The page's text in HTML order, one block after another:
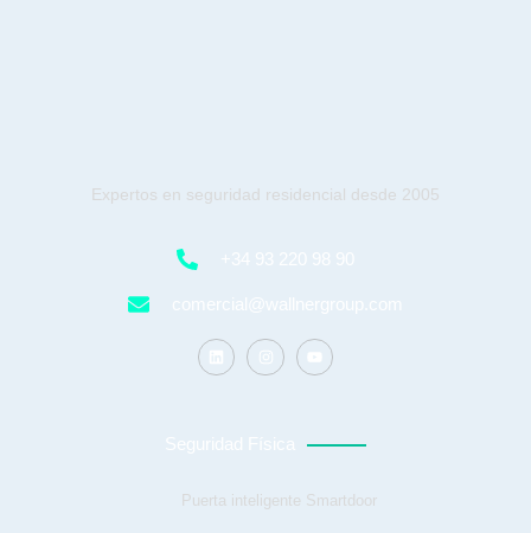
Expertos en seguridad residencial desde 2005
+34 93 220 98 90
comercial@wallnergroup.com
Seguridad Física
Puerta inteligente Smartdoor